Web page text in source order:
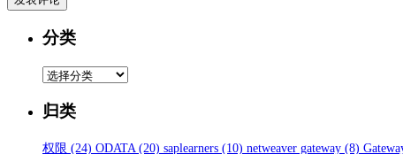
分类
分
归类
权限 (24) ODATA (20) saplearners (10) netweaver gateway (8)